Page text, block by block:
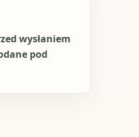
wysłaniem
pod